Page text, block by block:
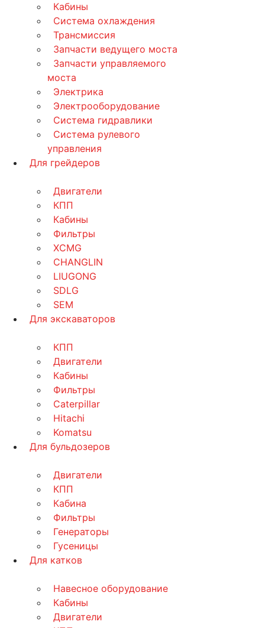
Кабины
Система охлаждения
Трансмиссия
Запчасти ведущего моста
Запчасти управляемого
моста
Электрика
Электрооборудование
Система гидравлики
Система рулевого
управления
Для грейдеров
Двигатели
КПП
Кабины
Фильтры
XCMG
CHANGLIN
LIUGONG
SDLG
SEM
Для экскаваторов
КПП
Двигатели
Кабины
Фильтры
Caterpillar
Hitachi
Komatsu
Для бульдозеров
Двигатели
КПП
Кабина
Фильтры
Генераторы
Гусеницы
Для катков
Навесное оборудование
Кабины
Двигатели